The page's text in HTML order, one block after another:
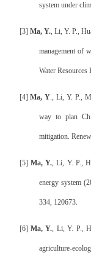
system under
[3] Ma, Y., Li, Y. P.,
management of
Water Resources
[4]Ma, Y., Li, Y. P.,
way to plan
mitigation.
[5] Ma, Y., Li, Y. P.,
energy system
334, 120673.
[6] Ma, Y., Li, Y. P.,
agriculture-